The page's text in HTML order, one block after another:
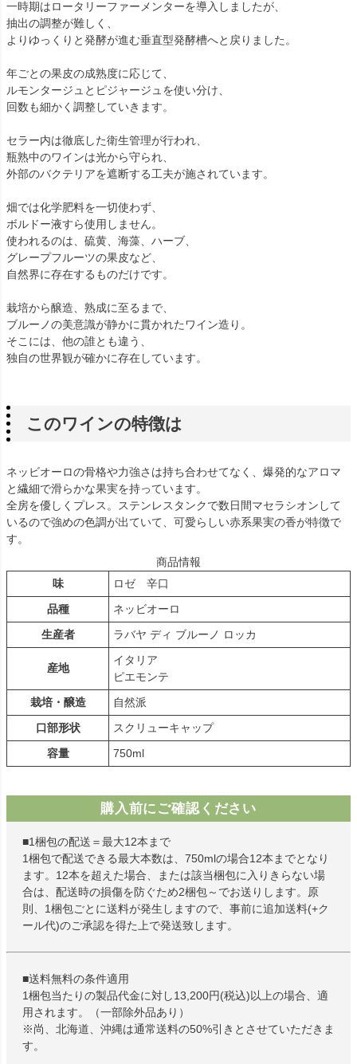
一時期はロータリーファーメンターを導入しましたが、
抽出の調整が難しく、
よりゆっくりと発酵が進む垂直型発酵槽へと戻りました。
年ごとの果皮の成熟度に応じて、
ルモンタージュとピジャージュを使い分け、
回数も細かく調整していきます。
セラー内は徹底した衛生管理が行われ、
瓶熟中のワインは光から守られ、
外部のバクテリアを遮断する工夫が施されています。
畑では化学肥料を一切使わず、
ボルドー液すら使用しません。
使われるのは、硫黄、海藻、ハーブ、
グレープフルーツの果皮など、
自然界に存在するものだけです。
栽培から醸造、熟成に至るまで、
ブルーノの美意識が静かに貫かれたワイン造り。
そこには、他の誰とも違う、
独自の世界観が確かに存在しています。
このワインの特徴は
ネッビオーロの骨格や力強さは持ち合わせてなく、爆発的なアロマ
と繊細で滑らかな果実を持っています。
全房を優しくプレス。ステンレスタンクで数日間マセラシオンして
いるので強めの色調が出ていて、可愛らしい赤系果実の香が特徴で
す。
商品情報
味
ロゼ 辛口
品種
ネッビオーロ
生産者
ラバヤ ディ ブルーノ ロッカ
産地
イタリア
ピエモンテ
栽培・醸造
自然派
口部形状
スクリューキャップ
容量
750ml
購入前にご確認ください
■1梱包の配送＝最大12本まで
1梱包で配送できる最大本数は、750mlの場合12本までとなり
ます。12本を超えた場合、または該当梱包に入りきらない場
合は、配送時の損傷を防ぐため2梱包～でお送りします。原
則、1梱包ごとに送料が発生しますので、事前に追加送料(+ク
ール代)のご承認を得た上で発送致します。
■送料無料の条件適用
1梱包当たりの製品代金に対し13,200円(税込)以上の場合、適
用されます。（一部除外品あり）
※尚、北海道、沖縄は通常送料の50%引きとさせていただきま
す。